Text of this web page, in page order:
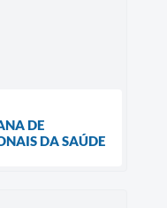
DE
DA SAÚDE